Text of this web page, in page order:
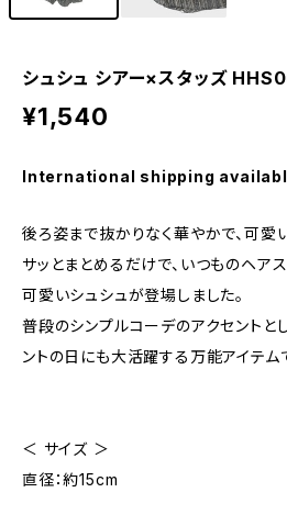
シュシュ シアー×スタッズ
¥1,540
International shipping
後ろ姿まで抜かりなく華やかで、可愛
サッとまとめるだけで、いつものヘア
可愛いシュシュが登場しました。
普段のシンプルコーデのアクセントと
ントの日にも大活躍する万能アイテム
＜ サイズ ＞
直径：約15cm